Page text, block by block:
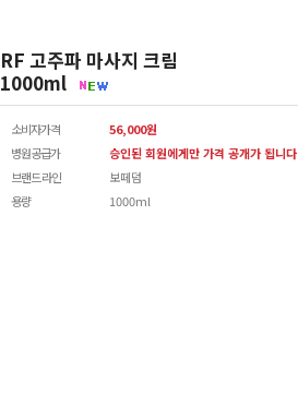
RF 고주파 마사지 크림
1000ml
소비자가격
56,000원
병원공급가
승인된 회원에게만 가격 공개가 됩니다
브랜드 라인
보떼덤
용량
1000ml